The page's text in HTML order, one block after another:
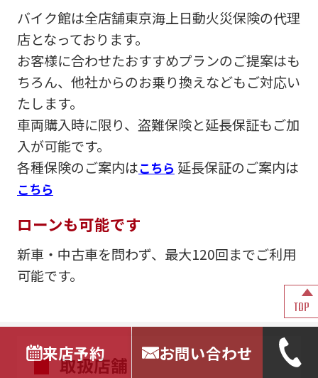
バイク館は全店舗東京海上日動火災保険の代理
店となっております。
お客様に合わせたおすすめプランのご提案はも
ちろん、他社からのお乗り換えなどもご対応い
たします。
車両購入時に限り、盗難保険と延長保証もご加
入が可能です。
各種保険のご案内はこちら 延長保証のご案内は
こちら
ローンも可能です
新車・中古車を問わず、最大120回までご利用
可能です。
取扱店舗
来店予約 お問い合わせ
TOP